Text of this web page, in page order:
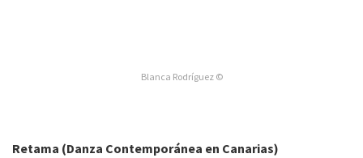
Blanca Rodríguez ©
Retama (Danza Contemporánea en Canarias)